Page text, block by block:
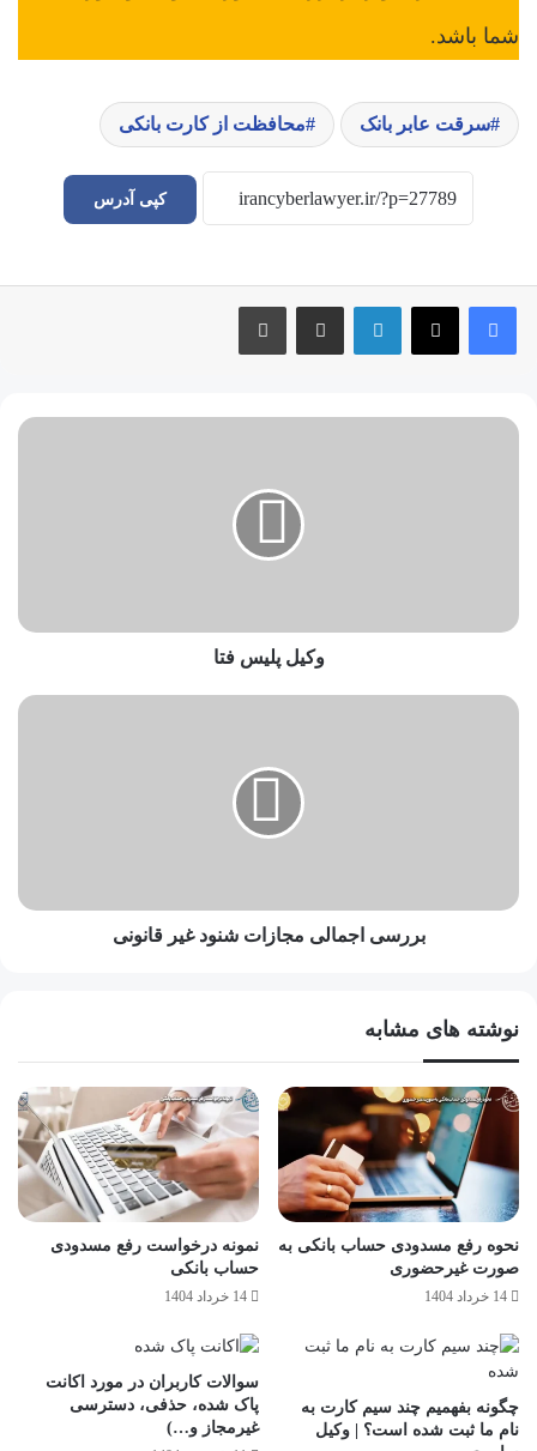
شما باشد.
سرقت عابر بانک محافظت از کارت بانکی
کپی آدرس
وکیل پلیس فتا
بررسی اجمالی مجازات شنود غیر قانونی
نوشته های مشابه
نحوه رفع مسدودی حساب بانکی به
صورت غیرحضوری
14 خرداد 1404
نمونه درخواست رفع مسدودی
حساب بانکی
14 خرداد 1404
چگونه بفهمیم چند سیم کارت به
نام ما ثبت شده است؟ | وکیل
سوالات کاربران در مورد اکانت
پاک شده، حذفی، دسترسی
غیرمجاز و…)